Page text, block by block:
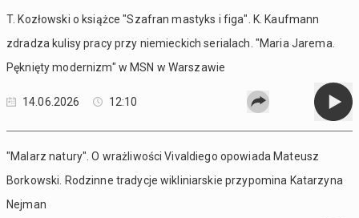
T. Kozłowski o książce "Szafran mastyks i figa". K. Kaufmann
zdradza kulisy pracy przy niemieckich serialach. "Maria Jarema.
Pęknięty modernizm" w MSN w Warszawie
14.06.2026 12:10
"Malarz natury". O wrażliwości Vivaldiego opowiada Mateusz
Borkowski. Rodzinne tradycje wikliniarskie przypomina Katarzyna
Nejman